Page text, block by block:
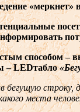
«меркнет»
–
–LEDтабло
бегущую
места